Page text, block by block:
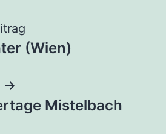
(Wien)
Mistelbach